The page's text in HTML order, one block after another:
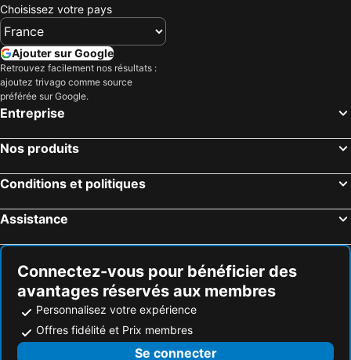
Choisissez votre pays
Ajouter sur Google
Retrouvez facilement nos résultats :
ajoutez trivago comme source
préférée sur Google.
Entreprise
Nos produits
Conditions et politiques
Assistance
Connectez-vous pour bénéficier des
avantages réservés aux membres
Personnalisez votre expérience
Offres fidélité et Prix membres
Se connecter